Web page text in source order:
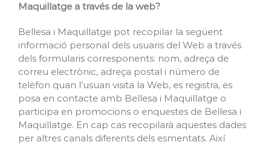
Maquillatge a través de la web?
Bellesa i Maquillatge pot recopilar la següent
informació personal dels usuaris del Web a través
dels formularis corresponents: nom, adreça de
correu electrònic, adreça postal i número de
telèfon quan l’usuari visita la Web, es registra, es
posa en contacte amb Bellesa i Maquillatge o
participa en promocions o enquestes de Bellesa i
Maquillatge. En cap cas recopilarà aquestes dades
per altres canals diferents dels esmentats. Així